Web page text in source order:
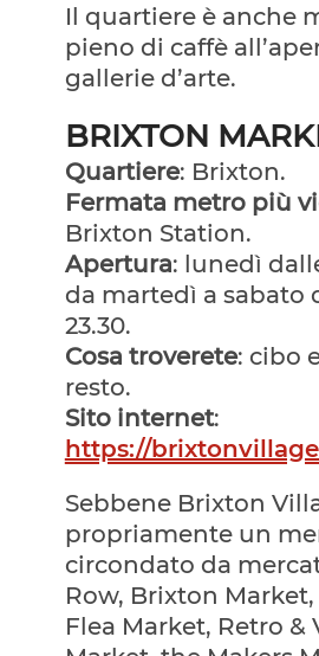
Il quartiere è anche
pieno di caffè
gallerie d’arte.
BRIXTON
Quartiere: Brixton.
Fermata metro più
Brixton Station.
Apertura: lunedì
da martedì a sabato
23.30.
Cosa troverete: cibo
resto.
Sito internet:
https://
Sebbene Brixton
propriamente un
circondato da
Row, Brixton Market,
Flea Market, Retro &